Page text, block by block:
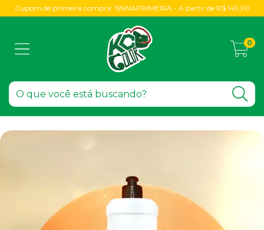
Cupom de primeira compra: 15%NAPRIMEIRA - A partir de R$ 149,90
0